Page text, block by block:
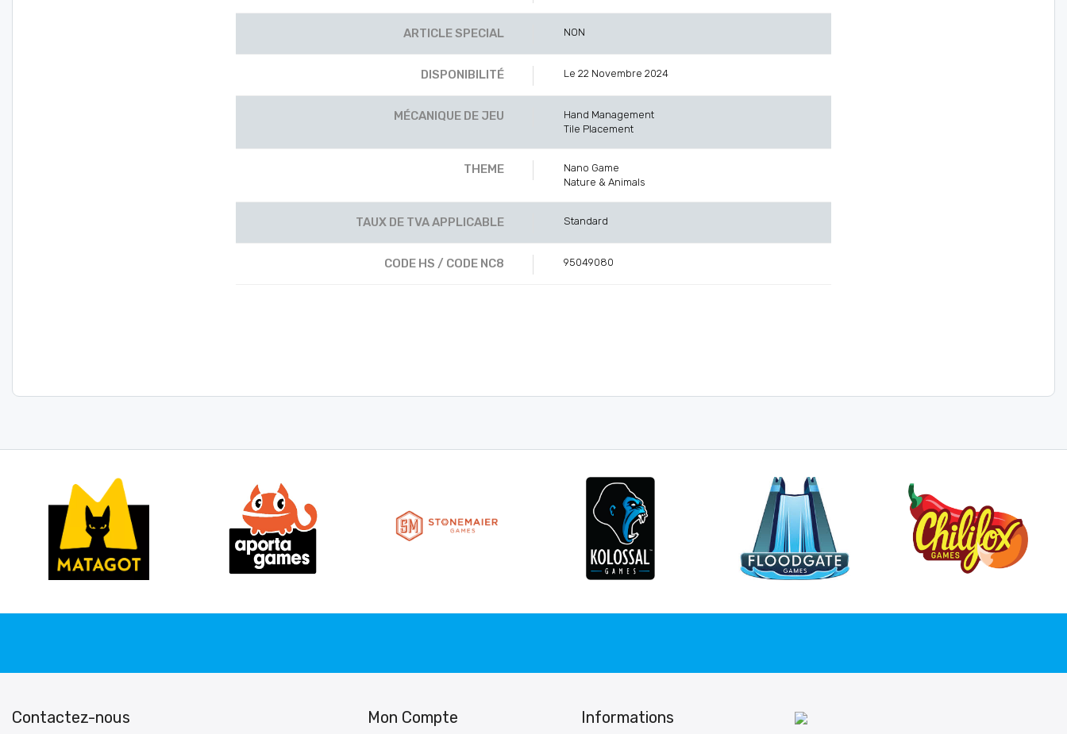
ARTICLE SPECIAL NON
DISPONIBILITÉ Le 22 Novembre 2024
MÉCANIQUE DE JEU
Hand Management
Tile Placement
THEME
Nano Game
Nature & Animals
TAUX DE TVA APPLICABLE Standard
CODE HS / CODE NC8 95049080
Contactez-nous Mon Compte Informations